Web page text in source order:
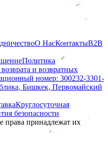
О НасКонтактыB2B
Политика
и возвратных
номер: 300232-3301-
Бишкек, Первомайский
Круглосуточная
безопасности
принадлежат их